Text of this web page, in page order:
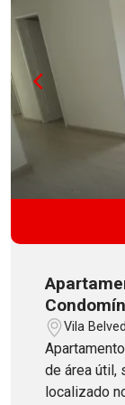
Vila
de área útil,
localizado